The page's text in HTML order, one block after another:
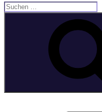
Suche
nach: